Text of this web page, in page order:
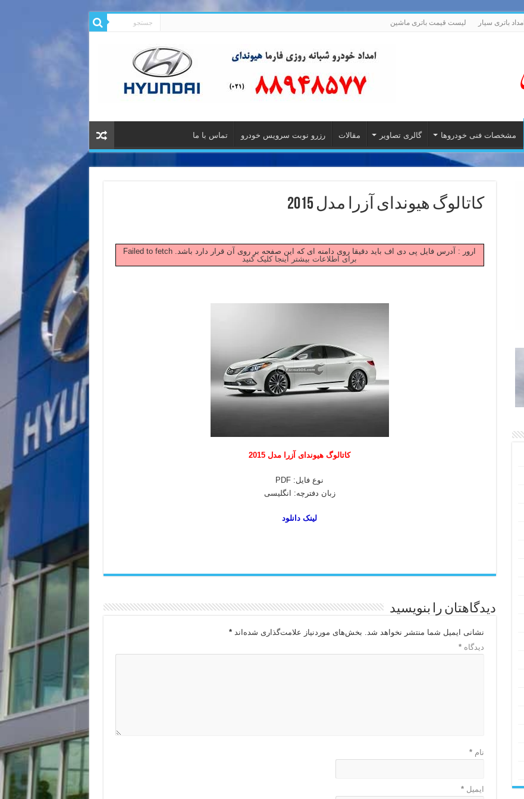
امداد باتری سیار لیست قیمت باتری ماشین
مشخصات فنی خودروها گالری تصاویر مقالات رزرو نوبت سرویس خودرو تماس با ما
کاتالوگ هیوندای آزرا مدل 2015
Failed to fetch ارور : آدرس فایل پی دی اف باید دقیقا روی دامنه ای که این صفحه بر روی آن قرار دارد باشد.
برای اطلاعات بیشتر اینجا کلیک کنید
کاتالوگ هیوندای آزرا مدل 2015
نوع فایل: PDF
زبان دفترچه: انگلیسی
لینک دانلود
دیدگاهتان را بنویسید
نشانی ایمیل شما منتشر نخواهد شد. بخش‌های موردنیاز علامت‌گذاری شده‌اند*
دیدگاه*
نام*
ایمیل*